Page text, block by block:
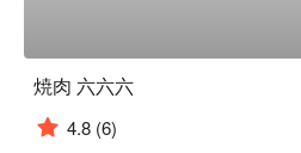
焼肉 六六六
4.8 (6)